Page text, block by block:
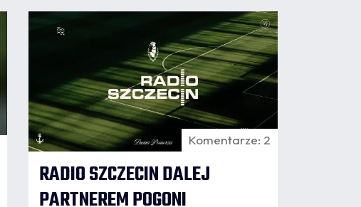
Kibica" i naszej strefie grillowej.
06.08
Komentarze: 2
RADIO SZCZECIN DALEJ
PARTNEREM POGONI